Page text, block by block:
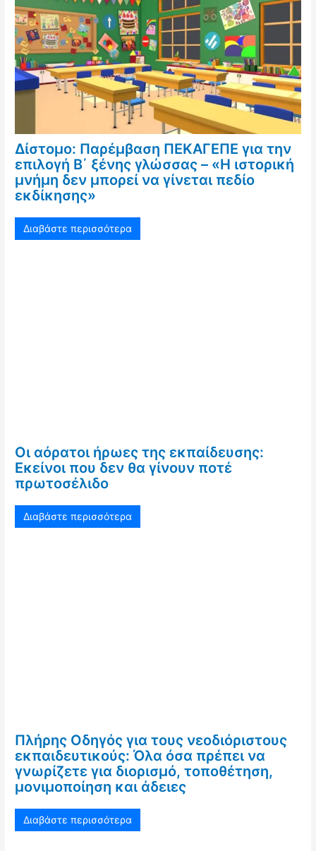
Δίστομο: Παρέμβαση ΠΕΚΑΓΕΠΕ για την
επιλογή Β΄ ξένης γλώσσας – «Η ιστορική
μνήμη δεν μπορεί να γίνεται πεδίο
εκδίκησης»
Διαβάστε περισσότερα
Οι αόρατοι ήρωες της εκπαίδευσης:
Εκείνοι που δεν θα γίνουν ποτέ
πρωτοσέλιδο
Διαβάστε περισσότερα
Πλήρης Οδηγός για τους νεοδιόριστους
εκπαιδευτικούς: Όλα όσα πρέπει να
γνωρίζετε για διορισμό, τοποθέτηση,
μονιμοποίηση και άδειες
Διαβάστε περισσότερα